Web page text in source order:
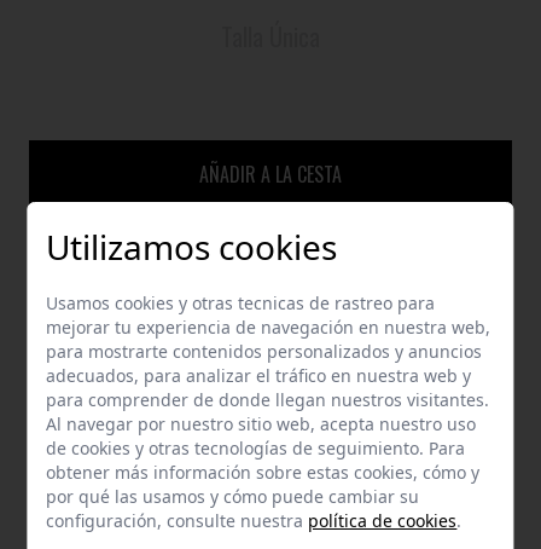
AÑADIR A LA CESTA
GUÍA DE TALLAS
ENVÍOS Y DEVOLUCIONES
AYUDA
DESCRIPCIÓN
Utilizamos cookies
Usamos cookies y otras tecnicas de rastreo para
mejorar tu experiencia de navegación en nuestra web,
para mostrarte contenidos personalizados y anuncios
adecuados, para analizar el tráfico en nuestra web y
para comprender de donde llegan nuestros visitantes.
Al navegar por nuestro sitio web, acepta nuestro uso
de cookies y otras tecnologías de seguimiento. Para
obtener más información sobre estas cookies, cómo y
por qué las usamos y cómo puede cambiar su
configuración, consulte nuestra política de cookies.